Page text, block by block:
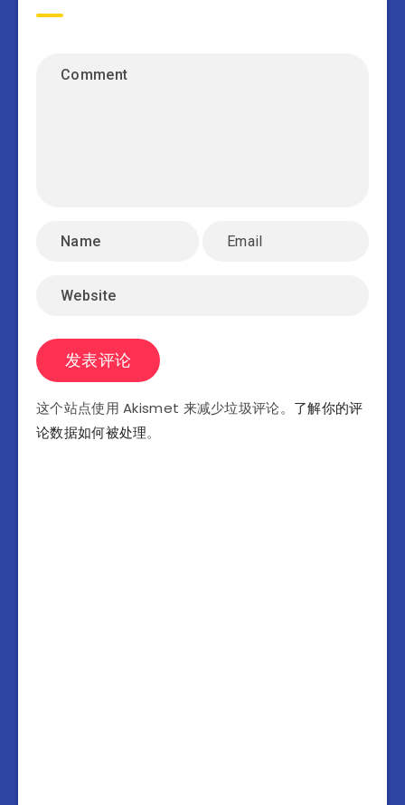
这个站点使用 Akismet 来减少垃圾评论。 了解你的评
论数据如何被处理。